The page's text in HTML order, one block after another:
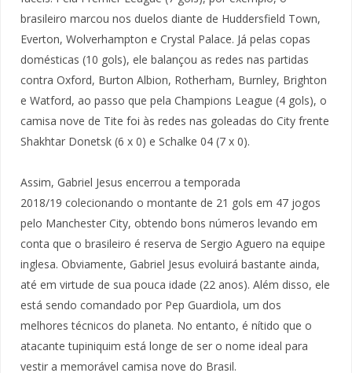
brasileiro marcou nos duelos diante de Huddersfield Town,
Everton, Wolverhampton e Crystal Palace. Já pelas copas
domésticas (10 gols), ele balançou as redes nas partidas
contra Oxford, Burton Albion, Rotherham, Burnley, Brighton
e Watford, ao passo que pela Champions League (4 gols), o
camisa nove de Tite foi às redes nas goleadas do City frente
Shakhtar Donetsk (6 x 0) e Schalke 04 (7 x 0).
Assim, Gabriel Jesus encerrou a temporada
2018/19 colecionando o montante de 21 gols em 47 jogos
pelo Manchester City, obtendo bons números levando em
conta que o brasileiro é reserva de Sergio Aguero na equipe
inglesa. Obviamente, Gabriel Jesus evoluirá bastante ainda,
até em virtude de sua pouca idade (22 anos). Além disso, ele
está sendo comandado por Pep Guardiola, um dos
melhores técnicos do planeta. No entanto, é nítido que o
atacante tupiniquim está longe de ser o nome ideal para
vestir a memorável camisa nove do Brasil.